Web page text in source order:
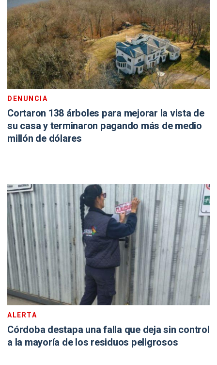
DENUNCIA
Cortaron 138 árboles para mejorar la vista de
su casa y terminaron pagando más de medio
millón de dólares
ALERTA
Córdoba destapa una falla que deja sin control
a la mayoría de los residuos peligrosos